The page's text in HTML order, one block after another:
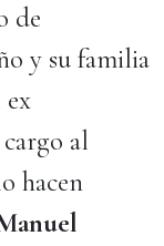
de
y su familia
ex
al
hacen